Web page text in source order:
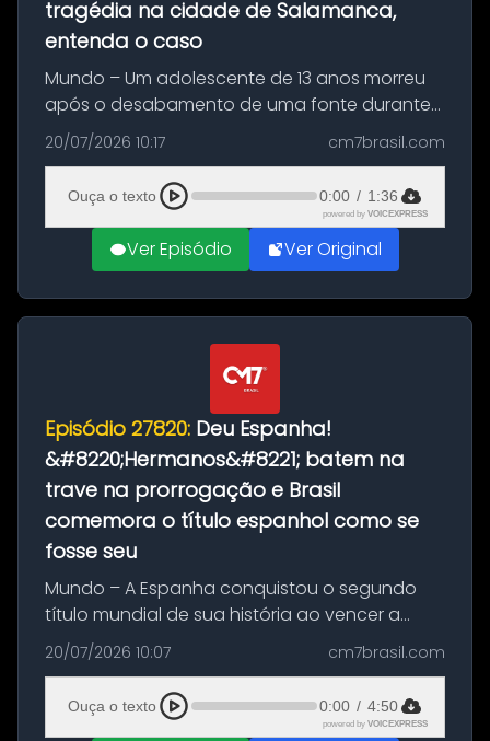
tragédia na cidade de Salamanca,
entenda o caso
Mundo – Um adolescente de 13 anos morreu
após o desabamento de uma fonte durante
as comemorações pelo título da Copa do
Mundo conquistado pela Espanha, em
Ciudad Rodrigo, na província de Salamanca,
no...
20/07/2026 10:17 cm7brasil.com
Ouça o texto 0:00 / 1:36
powered by VOICEXPRESS
Ver Episódio Ver Original
Episódio 27820: Deu Espanha!
&#8220;Hermanos&#8221; batem na
trave na prorrogação e Brasil
comemora o título espanhol como se
fosse seu
Mundo – A Espanha conquistou o segundo
título mundial de sua história ao vencer a
Argentina por 1 a 0, neste domingo (19), na
decisão da Copa do Mundo de 2026. Depois
de um duelo sem gols durante o te...
20/07/2026 10:07 cm7brasil.com
Ouça o texto 0:00 / 4:50
powered by VOICEXPRESS